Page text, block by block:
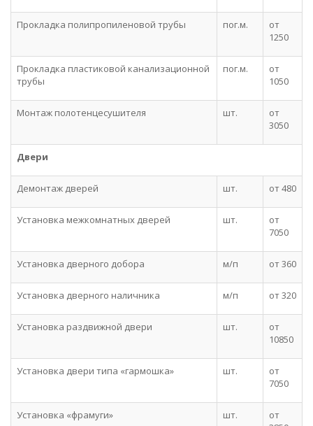
Прокладка полипропиленовой трубы пог.м.
от
1250
Прокладка пластиковой канализационной
трубы
пог.м.
от
1050
Монтаж полотенцесушителя шт.
от
3050
Двери
Демонтаж дверей шт. от 480
Установка межкомнатных дверей шт.
от
7050
Установка дверного добора м/п от 360
Установка дверного наличника м/п от 320
Установка раздвижной двери шт.
от
10850
Установка двери типа «гармошка» шт.
от
7050
Установка «фрамуги» шт.
от